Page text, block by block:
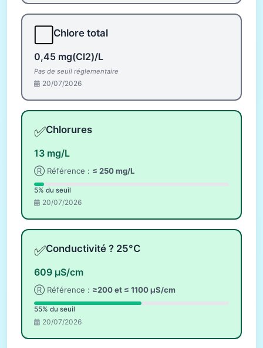
Chlore total
0,45 mg(Cl2)/L
Pas de seuil réglementaire
20/07/2026
✅Chlorures
13 mg/L
Ⓡ Référence : ≤ 250 mg/L
5% du seuil
20/07/2026
✅Conductivité ? 25°C
609 µS/cm
Ⓡ Référence : ≥200 et ≤ 1100 µS/cm
55% du seuil
20/07/2026